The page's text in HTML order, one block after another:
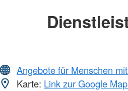
Angebote für Menschen
Karte: Link zur Google